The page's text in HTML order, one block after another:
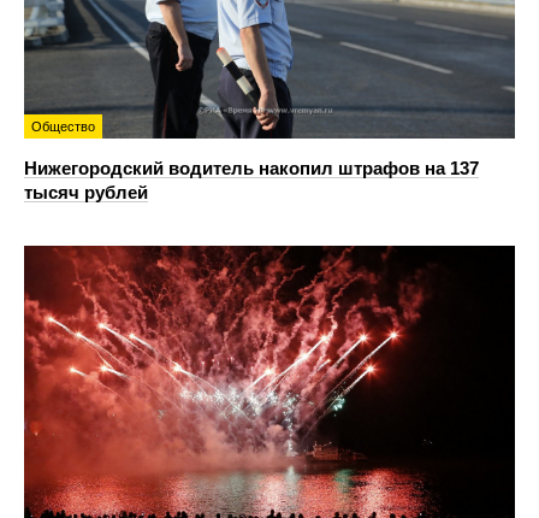
Общество
Нижегородский водитель накопил штрафов на 137
тысяч рублей